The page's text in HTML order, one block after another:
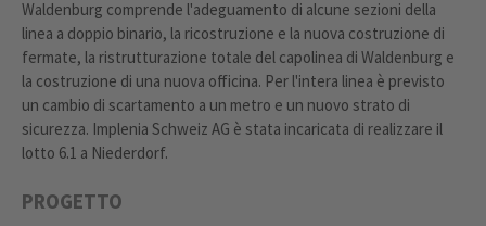
Waldenburg comprende l'adeguamento di alcune sezioni della
linea a doppio binario, la ricostruzione e la nuova costruzione di
fermate, la ristrutturazione totale del capolinea di Waldenburg e
la costruzione di una nuova officina. Per l'intera linea è previsto
un cambio di scartamento a un metro e un nuovo strato di
sicurezza. Implenia Schweiz AG è stata incaricata di realizzare il
lotto 6.1 a Niederdorf.
PROGETTO